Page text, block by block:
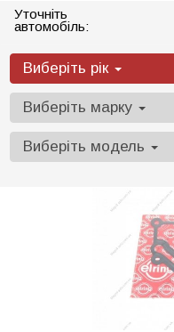
Уточніть
автомобіль:
Виберіть рік
Виберіть марку
Виберіть модель